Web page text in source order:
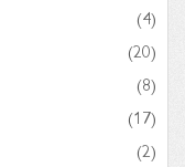
(4)
(20)
(8)
(17)
(2)